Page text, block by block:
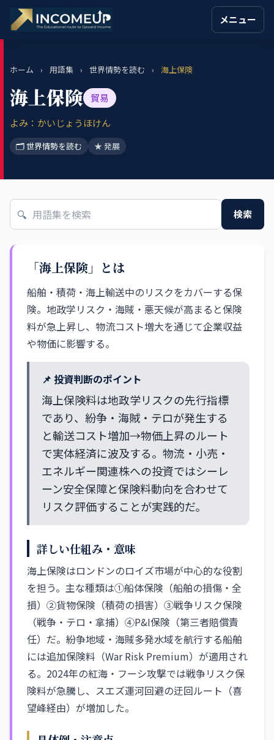
メニュー
ホーム › 用語集 › 世界情勢を読む › 海上保険
海上保険
貿易
よみ：かいじょうほけん
🗂 世界情勢を読む ★ 発展
🔍 検索
「海上保険」とは
船舶・積荷・海上輸送中のリスクをカバーする保
険。地政学リスク・海賊・悪天候が高まると保険
料が急上昇し、物流コスト増大を通じて企業収益
や物価に影響する。
📌 投資判断のポイント
海上保険料は地政学リスクの先行指標
であり、紛争・海賊・テロが発生する
と輸送コスト増加→物価上昇のルート
で実体経済に波及する。物流・小売・
エネルギー関連株への投資ではシーレ
ーン安全保障と保険料動向を合わせて
リスク評価することが実践的だ。
詳しい仕組み・意味
海上保険はロンドンのロイズ市場が中心的な役割
を担う。主な種類は①船体保険（船舶の損傷・全
損）②貨物保険（積荷の損害）③戦争リスク保険
（戦争・テロ・拿捕）④P&I保険（第三者賠償責
任）だ。紛争地域・海賊多発水域を航行する船舶
には追加保険料（War Risk Premium）が適用され
る。2024年の紅海・フーシ攻撃では戦争リスク保
険料が急騰し、スエズ運河回避の迂回ルート（喜
望峰経由）が増加した。